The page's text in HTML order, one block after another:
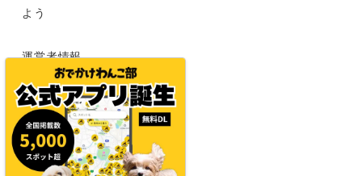
よう
運営者情報
お問い合わせ
メディア紹介